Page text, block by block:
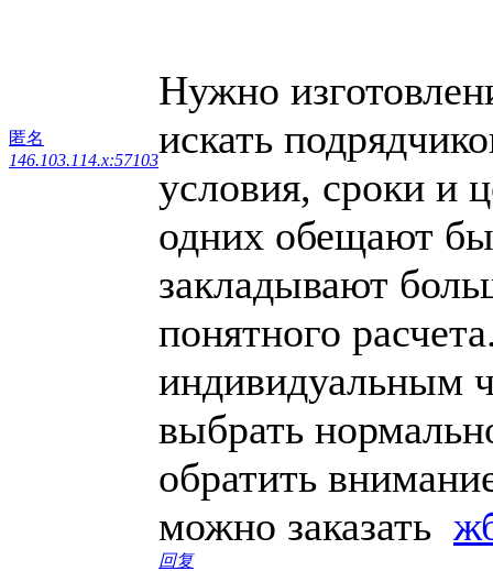
匿名
146.103.114.x:57103
Нужно
искать
условия, сроки и
одних обещают
закладывают
понятного
индивидуальным
выбрать
обратить
можно заказать
回复